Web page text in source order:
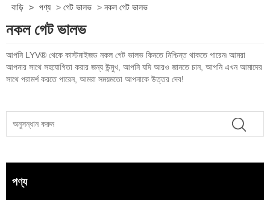
বাড়ি > পণ্য > গেট ভালভ > নকল গেট ভালভ
নকল গেট ভালভ
আপনি LYV® থেকে কাস্টমাইজড নকল গেট ভালভ কিনতে নিশ্চিন্ত থাকতে পারেন৷ আমরা
আপনার সাথে সহযোগিতা করার জন্য উন্মুখ, আপনি যদি আরও জানতে চান, আপনি এখন আমাদের
সাথে পরামর্শ করতে পারেন, আমরা সময়মতো আপনাকে উত্তর দেব!
পণ্য